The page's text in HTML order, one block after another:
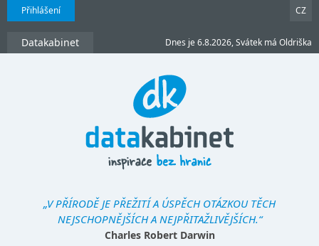
Přihlášení CZ
Datakabinet Dnes je 6.8.2026, Svátek má Oldriška
„V PŘÍRODĚ JE PŘEŽITÍ A ÚSPĚCH OTÁZKOU TĚCH
NEJSCHOPNĚJŠÍCH A NEJPŘITAŽLIVĚJŠÍCH.“
Charles Robert Darwin